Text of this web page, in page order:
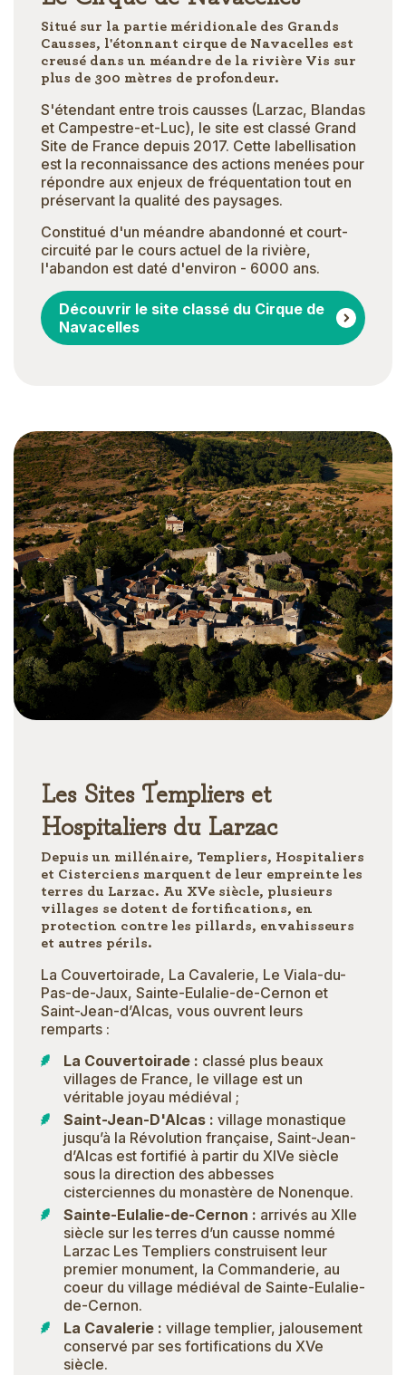
Situé sur la partie méridionale des Grands
Causses, l'étonnant cirque de Navacelles est
creusé dans un méandre de la rivière Vis sur
plus de 300 mètres de profondeur.
S'étendant entre trois causses (Larzac, Blandas
et Campestre-et-Luc), le site est classé Grand
Site de France depuis 2017. Cette labellisation
est la reconnaissance des actions menées pour
répondre aux enjeux de fréquentation tout en
préservant la qualité des paysages.
Constitué d'un méandre abandonné et court-
circuité par le cours actuel de la rivière,
l'abandon est daté d'environ - 6000 ans.
Découvrir le site classé du Cirque de
Navacelles
Les Sites Templiers et
Hospitaliers du Larzac
Depuis un millénaire, Templiers, Hospitaliers
et Cisterciens marquent de leur empreinte les
terres du Larzac. Au XVe siècle, plusieurs
villages se dotent de fortifications, en
protection contre les pillards, envahisseurs
et autres périls.
La Couvertoirade, La Cavalerie, Le Viala-du-
Pas-de-Jaux, Sainte-Eulalie-de-Cernon et
Saint-Jean-d’Alcas, vous ouvrent leurs
remparts :
La Couvertoirade : classé plus beaux
villages de France, le village est un
véritable joyau médiéval ;
Saint-Jean-D'Alcas : village monastique
jusqu’à la Révolution française, Saint-Jean-
d’Alcas est fortifié à partir du XIVe siècle
sous la direction des abbesses
cisterciennes du monastère de Nonenque.
Sainte-Eulalie-de-Cernon : arrivés au XIIe
siècle sur les terres d’un causse nommé
Larzac Les Templiers construisent leur
premier monument, la Commanderie, au
coeur du village médiéval de Sainte-Eulalie-
de-Cernon.
La Cavalerie : village templier, jalousement
conservé par ses fortifications du XVe
siècle.